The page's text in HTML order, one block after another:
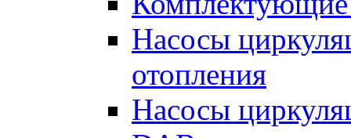
Насосы
отопления
Насосы